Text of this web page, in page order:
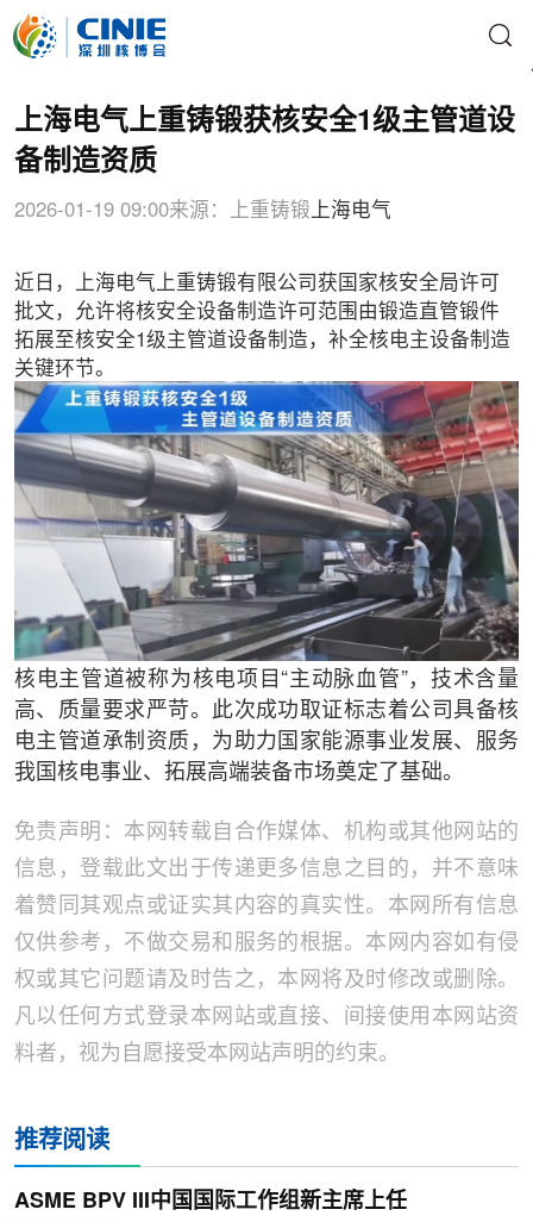
上海电气上重铸锻获核安全1级主管道设
备制造资质
2026-01-19 09:00来源：上重铸锻上海电气
近日，上海电气上重铸锻有限公司获国家核安全局许可
批文，允许将核安全设备制造许可范围由锻造直管锻件
拓展至核安全1级主管道设备制造，补全核电主设备制造
关键环节。
核电主管道被称为核电项目“主动脉血管”，技术含量
高、质量要求严苛。此次成功取证标志着公司具备核
电主管道承制资质，为助力国家能源事业发展、服务
我国核电事业、拓展高端装备市场奠定了基础。
免责声明：本网转载自合作媒体、机构或其他网站的
信息，登载此文出于传递更多信息之目的，并不意味
着赞同其观点或证实其内容的真实性。本网所有信息
仅供参考，不做交易和服务的根据。本网内容如有侵
权或其它问题请及时告之，本网将及时修改或删除。
凡以任何方式登录本网站或直接、间接使用本网站资
料者，视为自愿接受本网站声明的约束。
推荐阅读
ASME BPV III中国国际工作组新主席上任